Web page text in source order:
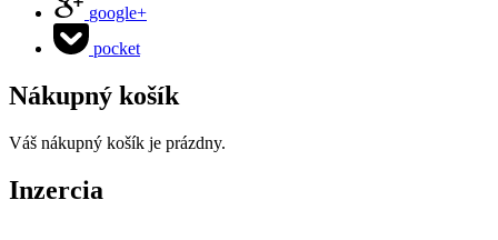
google+
pocket
Nákupný košík
Váš nákupný košík je prázdny.
Inzercia